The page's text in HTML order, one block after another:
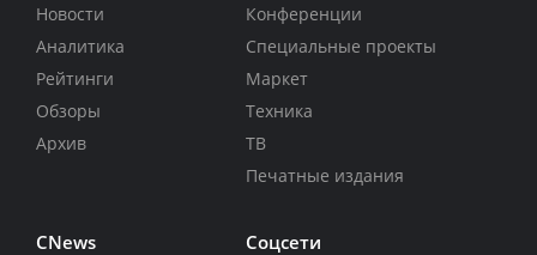
Новости
Аналитика
Рейтинги
Обзоры
Архив
Конференции
Специальные проекты
Маркет
Техника
ТВ
Печатные издания
CNews Соцсети